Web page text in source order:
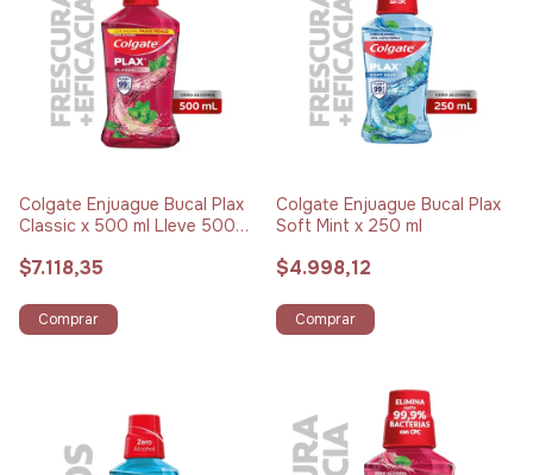
Colgate Enjuague Bucal Plax
Classic x 500 ml Lleve 500
$7.118,35
Comprar
Colgate Enjuague Bucal Plax
Soft Mint x 250 ml
$4.998,12
Comprar